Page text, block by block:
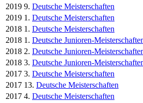
2019 9. Deutsche Meisterschaften
2019 1. Deutsche Meisterschaften
2018 1. Deutsche Meisterschaften
2018 1. Deutsche Junioren-
2018 2. Deutsche Junioren-
2018 3. Deutsche Junioren-
2017 3. Deutsche Meisterschaften
2017 13. Deutsche Meisterschaften
2017 4. Deutsche Meisterschaften